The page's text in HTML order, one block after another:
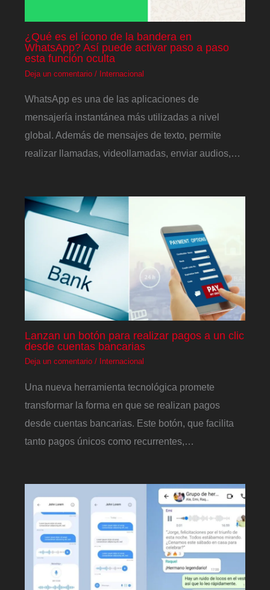
¿Qué es el ícono de la bandera en
WhatsApp? Así puede activar paso a paso
esta función oculta
Deja un comentario / Internacional
WhatsApp es una de las aplicaciones de
mensajería instantánea más utilizadas a nivel
global. Además de mensajes de texto, permite
realizar llamadas, videollamadas, enviar audios,…
Lanzan un botón para realizar pagos a un clic
desde cuentas bancarias
Deja un comentario / Internacional
Una nueva herramienta tecnológica promete
transformar la forma en que se realizan pagos
desde cuentas bancarias. Este botón, que facilita
tanto pagos únicos como recurrentes,…